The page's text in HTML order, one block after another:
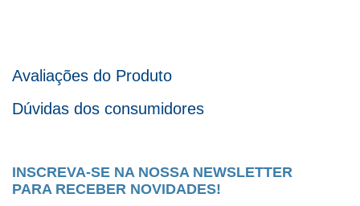
Avaliações do Produto
Dúvidas dos consumidores
INSCREVA-SE NA NOSSA NEWSLETTER
PARA RECEBER NOVIDADES!